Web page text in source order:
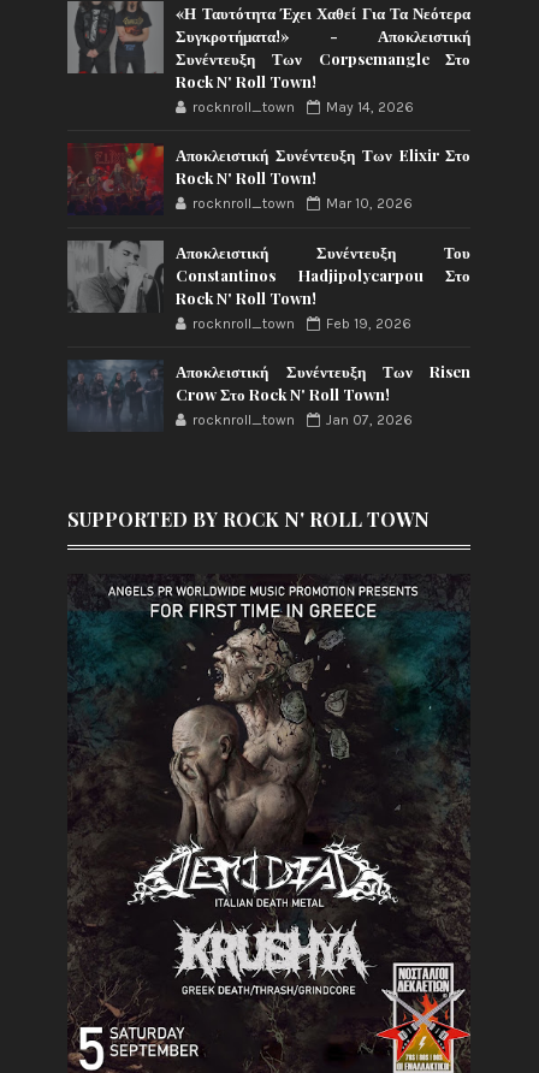
«Η Ταυτότητα Έχει Χαθεί Για Τα Νεότερα
Συγκροτήματα!» - Αποκλειστική
Συνέντευξη Των Corpsemangle Στο
Rock N' Roll Town!
rocknroll_town May 14, 2026
Αποκλειστική Συνέντευξη Των Elixir Στο
Rock N' Roll Town!
rocknroll_town Mar 10, 2026
Αποκλειστική Συνέντευξη Του
Constantinos Hadjipolycarpou Στο
Rock N' Roll Town!
rocknroll_town Feb 19, 2026
Αποκλειστική Συνέντευξη Των Risen
Crow Στο Rock N' Roll Town!
rocknroll_town Jan 07, 2026
SUPPORTED BY ROCK N' ROLL TOWN